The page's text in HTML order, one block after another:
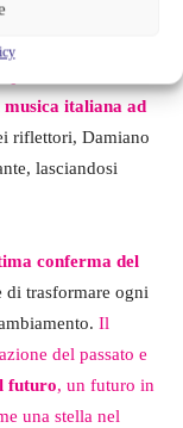
professionali e
italiana ad
riflettori, Damiano
lasciandosi
conferma del
di trasformare ogni
Il
del passato e
futuro, un futuro in
una stella nel